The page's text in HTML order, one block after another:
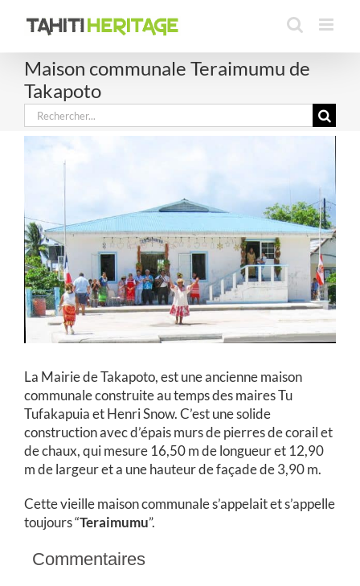
Maison communale Teraimumu de
Takapoto
Rechercher:
La Mairie de Takapoto, est une ancienne maison
communale construite au temps des maires Tu
Tufakapuia et Henri Snow. C’est une solide
construction avec d’épais murs de pierres de corail et
de chaux, qui mesure 16,50 m de longueur et 12,90
m de largeur et a une hauteur de façade de 3,90 m.
Cette vieille maison communale s’appelait et s’appelle
toujours “Teraimumu”.
Commentaires